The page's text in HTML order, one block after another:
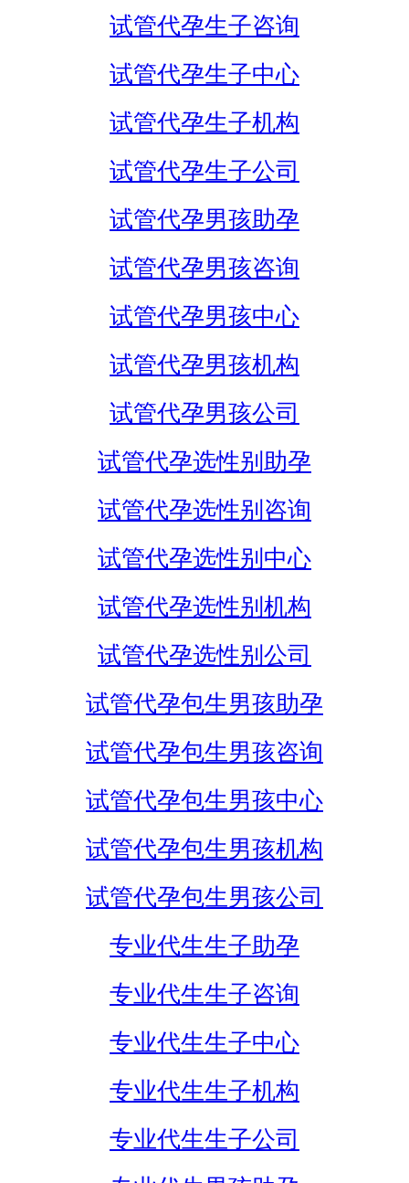
试管代孕生子咨询
试管代孕生子中心
试管代孕生子机构
试管代孕生子公司
试管代孕男孩助孕
试管代孕男孩咨询
试管代孕男孩中心
试管代孕男孩机构
试管代孕男孩公司
试管代孕选性别助孕
试管代孕选性别咨询
试管代孕选性别中心
试管代孕选性别机构
试管代孕选性别公司
试管代孕包生男孩助孕
试管代孕包生男孩咨询
试管代孕包生男孩中心
试管代孕包生男孩机构
试管代孕包生男孩公司
专业代生生子助孕
专业代生生子咨询
专业代生生子中心
专业代生生子机构
专业代生生子公司